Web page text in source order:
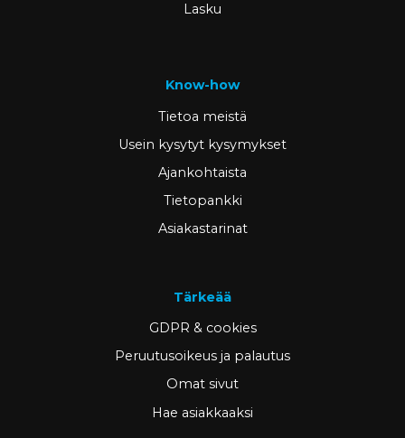
Lasku
Know-how
Tietoa meistä
Usein kysytyt kysymykset
Ajankohtaista
Tietopankki
Asiakastarinat
Tärkeää
GDPR & cookies
Peruutusoikeus ja palautus
Omat sivut
Hae asiakkaaksi